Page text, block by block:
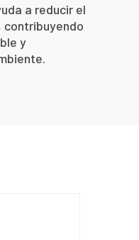
a reducir el
contribuyendo
y